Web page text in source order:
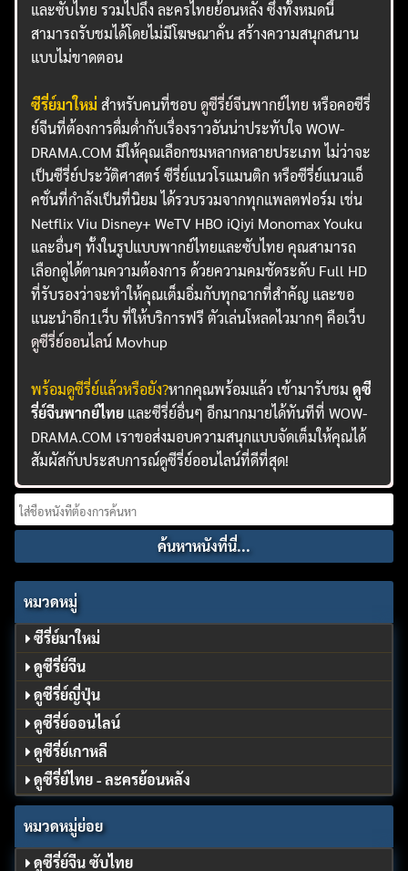
และซับไทย รวมไปถึง ละครไทยย้อนหลัง ซึ่งทั้งหมดนี้
สามารถรับชมได้โดยไม่มีโฆษณาคั่น สร้างความสนุกสนาน
แบบไม่ขาดตอน
ซีรี่ย์มาใหม่ สำหรับคนที่ชอบดูซีรี่ย์จีนพากย์ไทย หรือคอซีรี่
ย์จีนที่ต้องการดื่มด่ำกับเรื่องราวอันน่าประทับใจ WOW-
DRAMA.COM มีให้คุณเลือกชมหลากหลายประเภท ไม่ว่าจะ
เป็นซีรี่ย์ประวัติศาสตร์ ซีรี่ย์แนวโรแมนติก หรือซีรี่ย์แนวแอ็
คชั่นที่กำลังเป็นที่นิยม ได้รวบรวมจากทุกแพลตฟอร์ม เช่น
Netflix Viu Disney+ WeTV HBO iQiyi Monomax Youku
และอื่นๆ ทั้งในรูปแบบพากย์ไทยและซับไทย คุณสามารถ
เลือกดูได้ตามความต้องการ ด้วยความคมชัดระดับ Full HD
ที่รับรองว่าจะทำให้คุณเต็มอิ่มกับทุกฉากที่สำคัญ และขอ
แนะนำอีก1เว็บ ที่ให้บริการฟรี ตัวเล่นโหลดไวมากๆ คือเว็บ
ดูซีรี่ย์ออนไลน์ Movhup
พร้อมดูซีรี่ย์แล้วหรือยัง?หากคุณพร้อมแล้ว เข้ามารับชมดูซี
รี่ย์จีนพากย์ไทย และซีรี่ย์อื่นๆ อีกมากมายได้ทันทีที่ WOW-
DRAMA.COM เราขอส่งมอบความสนุกแบบจัดเต็มให้คุณได้
สัมผัสกับประสบการณ์ดูซีรี่ย์ออนไลน์ที่ดีที่สุด!
Search
for:
หมวดหมู่
ซีรี่ย์มาใหม่
ดูซีรี่ย์จีน
ดูซีรี่ย์ญี่ปุ่น
ดูซีรี่ย์ออนไลน์
ดูซีรี่ย์เกาหลี
ดูซีรี่ย์ไทย - ละครย้อนหลัง
หมวดหมู่ย่อย
ดูซีรี่ย์จีน ซับไทย